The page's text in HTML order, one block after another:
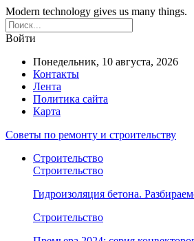
Modern technology gives us many things.
Войти
Понедельник, 10 августа, 2026
Контакты
Лента
Политика сайта
Карта
Советы по ремонту и строительству
Строительство
Строительство
Гидроизоляция бетона.
Строительство